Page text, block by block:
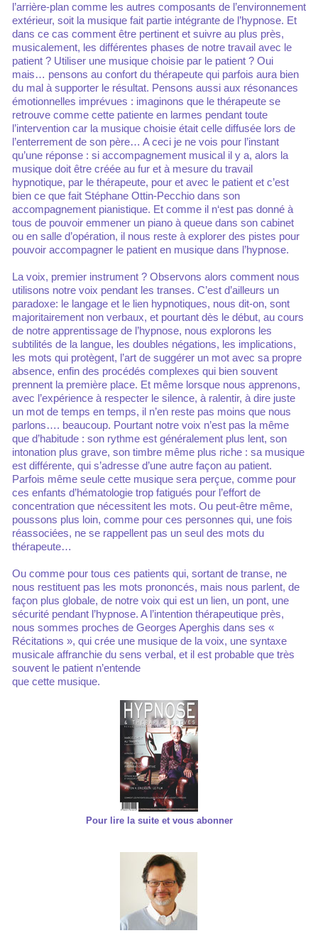
l’arrière-plan comme les autres composants de l’environnement
extérieur, soit la musique fait partie intégrante de l’hypnose. Et
dans ce cas comment être pertinent et suivre au plus près,
musicalement, les différentes phases de notre travail avec le
patient ? Utiliser une musique choisie par le patient ? Oui
mais… pensons au confort du thérapeute qui parfois aura bien
du mal à supporter le résultat. Pensons aussi aux résonances
émotionnelles imprévues : imaginons que le thérapeute se
retrouve comme cette patiente en larmes pendant toute
l’intervention car la musique choisie était celle diffusée lors de
l’enterrement de son père… A ceci je ne vois pour l’instant
qu’une réponse : si accompagnement musical il y a, alors la
musique doit être créée au fur et à mesure du travail
hypnotique, par le thérapeute, pour et avec le patient et c’est
bien ce que fait Stéphane Ottin-Pecchio dans son
accompagnement pianistique. Et comme il n‘est pas donné à
tous de pouvoir emmener un piano à queue dans son cabinet
ou en salle d’opération, il nous reste à explorer des pistes pour
pouvoir accompagner le patient en musique dans l’hypnose.
La voix, premier instrument ? Observons alors comment nous
utilisons notre voix pendant les transes. C’est d’ailleurs un
paradoxe: le langage et le lien hypnotiques, nous dit-on, sont
majoritairement non verbaux, et pourtant dès le début, au cours
de notre apprentissage de l’hypnose, nous explorons les
subtilités de la langue, les doubles négations, les implications,
les mots qui protègent, l’art de suggérer un mot avec sa propre
absence, enfin des procédés complexes qui bien souvent
prennent la première place. Et même lorsque nous apprenons,
avec l’expérience à respecter le silence, à ralentir, à dire juste
un mot de temps en temps, il n’en reste pas moins que nous
parlons…. beaucoup. Pourtant notre voix n’est pas la même
que d’habitude : son rythme est généralement plus lent, son
intonation plus grave, son timbre même plus riche : sa musique
est différente, qui s’adresse d’une autre façon au patient.
Parfois même seule cette musique sera perçue, comme pour
ces enfants d’hématologie trop fatigués pour l’effort de
concentration que nécessitent les mots. Ou peut-être même,
poussons plus loin, comme pour ces personnes qui, une fois
réassociées, ne se rappellent pas un seul des mots du
thérapeute…
Ou comme pour tous ces patients qui, sortant de transe, ne
nous restituent pas les mots prononcés, mais nous parlent, de
façon plus globale, de notre voix qui est un lien, un pont, une
sécurité pendant l’hypnose. A l’intention thérapeutique près,
nous sommes proches de Georges Aperghis dans ses «
Récitations », qui crée une musique de la voix, une syntaxe
musicale affranchie du sens verbal, et il est probable que très
souvent le patient n’entende
que cette musique.
Pour lire la suite et vous abonner